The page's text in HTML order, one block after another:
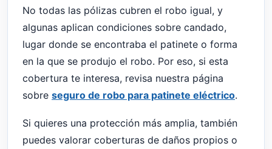
No todas las pólizas cubren el robo igual, y
algunas aplican condiciones sobre candado,
lugar donde se encontraba el patinete o forma
en la que se produjo el robo. Por eso, si esta
cobertura te interesa, revisa nuestra página
sobre seguro de robo para patinete eléctrico.
Si quieres una protección más amplia, también
puedes valorar coberturas de daños propios o